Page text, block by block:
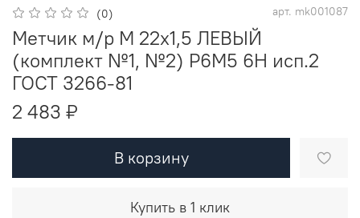
(0) арт. mk001087
Метчик м/р М 22х1,5 ЛЕВЫЙ
(комплект №1, №2) Р6М5 6H исп.2
ГОСТ 3266-81
2 483 ₽
В корзину
Купить в 1 клик